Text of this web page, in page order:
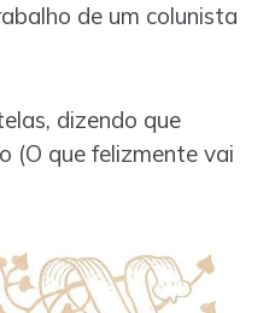
de um colunista
dizendo que
(O que felizmente vai